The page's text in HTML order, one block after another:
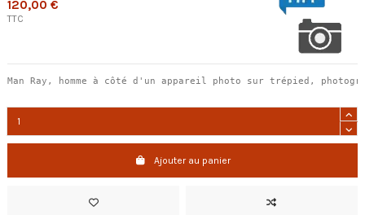
120,00 €
TTC
Man Ray, homme à côté d'un appareil photo sur trépied,
Ajouter au panier